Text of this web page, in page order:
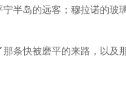
半岛的远客；穆拉诺的玻
条快被磨平的来路，以及